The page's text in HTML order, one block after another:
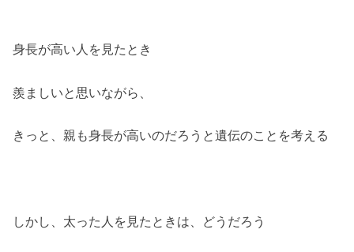
身長が高い人を見たとき
羨ましいと思いながら、
きっと、親も身長が高いのだろうと遺伝のことを考える
しかし、太った人を見たときは、どうだろう